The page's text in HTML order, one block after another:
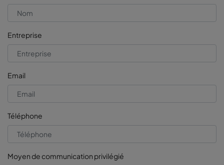
Entreprise
Email
Téléphone
Moyen de communication privilégié